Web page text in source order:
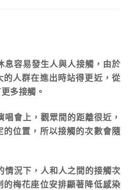
息容易發生人與人接觸，由於
的人群在進出時站得更近，從
多接觸。
唱會上，觀眾間的距離很近，
的位置，所以接觸的次數會隨
情況下，人和人之間的接觸次
的梅花座位安排顯著降低感染